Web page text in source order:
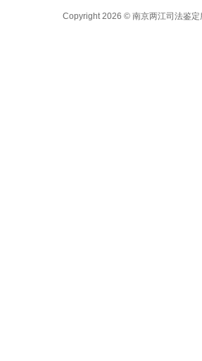
Copyright 2026 ©南京两江司法鉴